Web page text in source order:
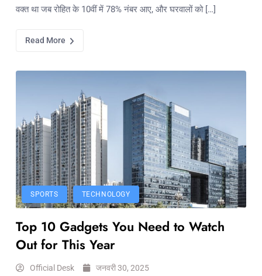
वक्त था जब रोहित के 10वीं में 78% नंबर आए, और घरवालों को […]
Read More
SPORTS TECHNOLOGY
Top 10 Gadgets You Need to Watch
Out for This Year
Official Desk जनवरी 30, 2025